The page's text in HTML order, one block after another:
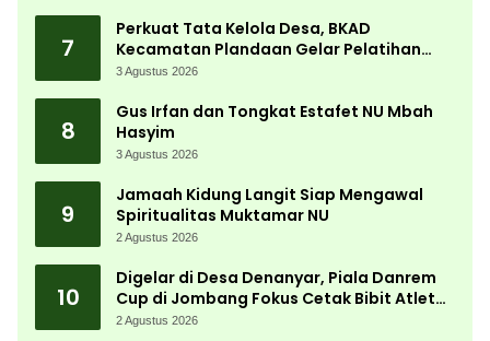
7
Perkuat Tata Kelola Desa, BKAD
Kecamatan Plandaan Gelar Pelatihan
Aparatur Pemdes
3 Agustus 2026
8
Gus Irfan dan Tongkat Estafet NU Mbah
Hasyim
3 Agustus 2026
9
Jamaah Kidung Langit Siap Mengawal
Spiritualitas Muktamar NU
2 Agustus 2026
10
Digelar di Desa Denanyar, Piala Danrem
Cup di Jombang Fokus Cetak Bibit Atlet
Menembak Berprestasi
2 Agustus 2026